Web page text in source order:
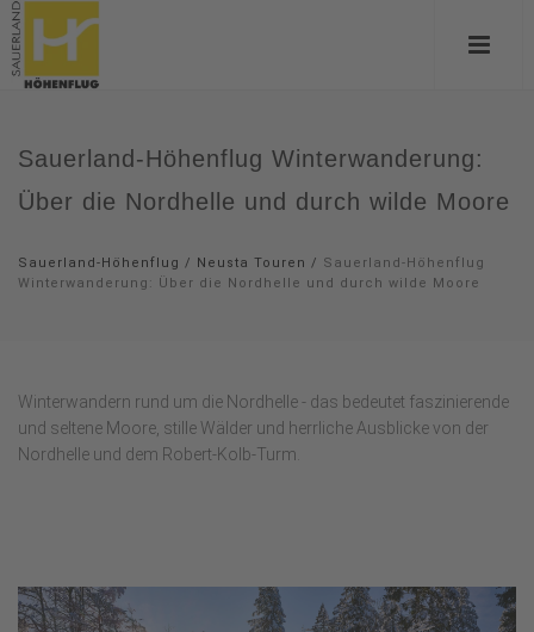
Sauerland-Höhenflug Winterwanderung:
Über die Nordhelle und durch wilde Moore
Sauerland-Höhenflug / Neusta Touren / Sauerland-Höhenflug
Winterwanderung: Über die Nordhelle und durch wilde Moore
Winterwandern rund um die Nordhelle - das bedeutet faszinierende
und seltene Moore, stille Wälder und herrliche Ausblicke von der
Nordhelle und dem Robert-Kolb-Turm.